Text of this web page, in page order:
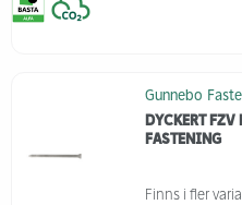
Gunnebo
DYCKERT
FASTENING
Finns i fler